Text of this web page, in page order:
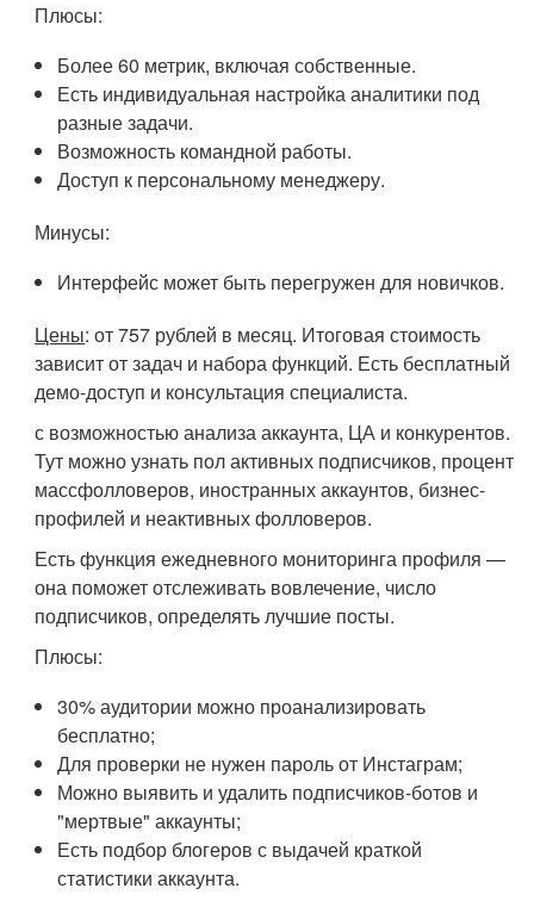
Плюсы:
Более 60 метрик, включая собственные.
Есть индивидуальная настройка аналитики под
разные задачи.
Возможность командной работы.
Доступ к персональному менеджеру.
Минусы:
Интерфейс может быть перегружен для новичков.
Цены: от 757 рублей в месяц. Итоговая стоимость
зависит от задач и набора функций. Есть бесплатный
демо-доступ и консультация специалиста.
с возможностью анализа аккаунта, ЦА и конкурентов.
Тут можно узнать пол активных подписчиков, процент
массфолловеров, иностранных аккаунтов, бизнес-
профилей и неактивных фолловеров.
Есть функция ежедневного мониторинга профиля —
она поможет отслеживать вовлечение, число
подписчиков, определять лучшие посты.
Плюсы:
30% аудитории можно проанализировать
бесплатно;
Для проверки не нужен пароль от Инстаграм;
Можно выявить и удалить подписчиков-ботов и
"мертвые" аккаунты;
Есть подбор блогеров с выдачей краткой
статистики аккаунта.